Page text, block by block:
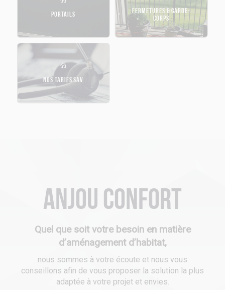
PORTAILS
FERMETURES & GARDE-
CORPS
NOS TARIFS SAV
Anjou Confort
Quel que soit votre besoin en matière
d’aménagement d’habitat,
nous sommes à votre écoute et nous vous
conseillons afin de vous proposer la solution la plus
adaptée à votre projet et envies.